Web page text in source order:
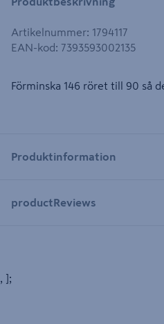
Artikelnummer: 1794117
EAN-kod: 7393593002135
Förminska 146 röret till 90 så
Produktinformation
productReviews
, ];